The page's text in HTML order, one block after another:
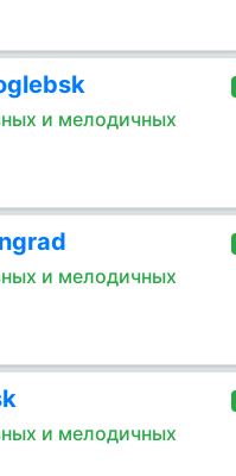
и мелодичных
и мелодичных
и мелодичных